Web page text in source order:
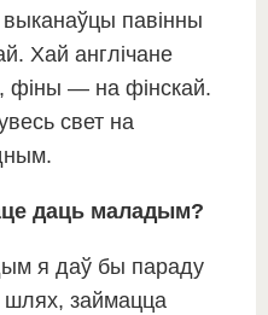
павінны
Хай англічане
фіны — на фінскай.
свет на
даць маладым?
я даў бы параду
шлях, займацца